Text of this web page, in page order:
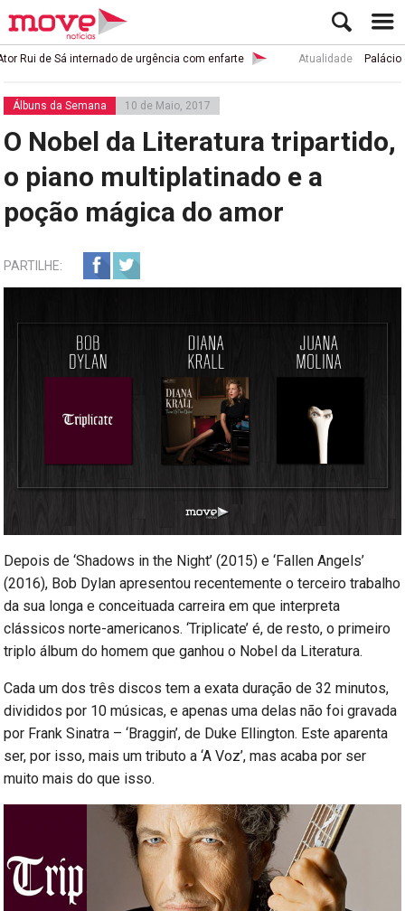
de Sá internado de urgência com enfarte Atualidade Palácio de
Álbuns da Semana 10 de Maio, 2017
O Nobel da Literatura tripartido,
o piano multiplatinado e a
poção mágica do amor
PARTILHE:
Depois de ‘Shadows in the Night’ (2015) e ‘Fallen Angels’
(2016), Bob Dylan apresentou recentemente o terceiro trabalho
da sua longa e conceituada carreira em que interpreta
clássicos norte-americanos. ‘Triplicate’ é, de resto, o primeiro
triplo álbum do homem que ganhou o Nobel da Literatura.
Cada um dos três discos tem a exata duração de 32 minutos,
divididos por 10 músicas, e apenas uma delas não foi gravada
por Frank Sinatra – ‘Braggin’, de Duke Ellington. Este aparenta
ser, por isso, mais um tributo a ‘A Voz’, mas acaba por ser
muito mais do que isso.